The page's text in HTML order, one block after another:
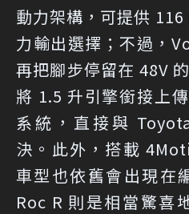
動力架構，可提供
力輸出選擇；不過，
再把腳步停留在 48V
將 1.5 升引擎銜接上
系統，直接與
決。此外，搭載
車型也依舊會出現在
Roc R 則是相當驚喜